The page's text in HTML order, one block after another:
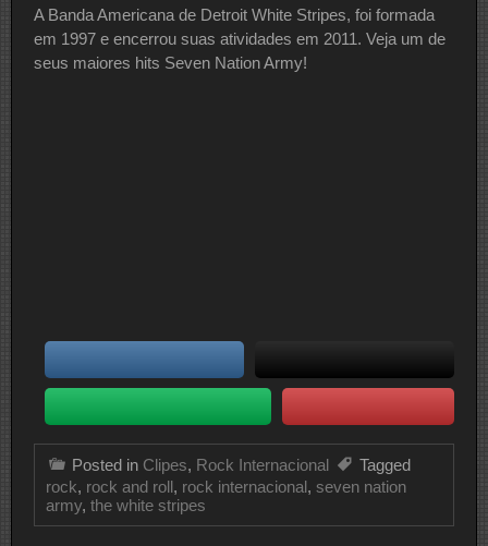
A Banda Americana de Detroit White Stripes, foi formada
em 1997 e encerrou suas atividades em 2011. Veja um de
seus maiores hits Seven Nation Army!
Posted in Clipes, Rock Internacional
Tagged
rock, rock and roll, rock internacional, seven nation
army, the white stripes